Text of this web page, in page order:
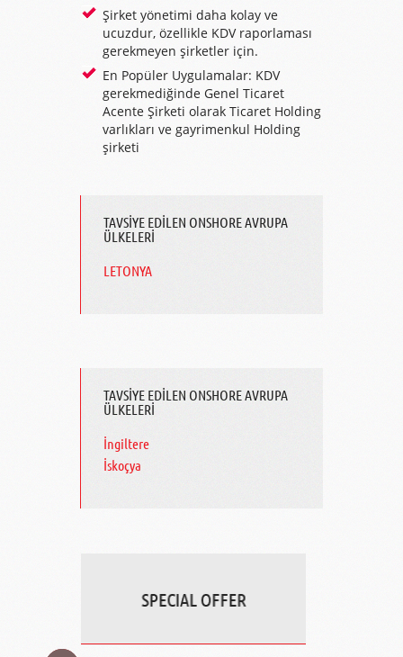
Şirket yönetimi daha kolay ve
ucuzdur, özellikle KDV raporlaması
gerekmeyen şirketler için.
En Popüler Uygulamalar: KDV
gerekmediğinde Genel Ticaret
Acente Şirketi olarak Ticaret Holding
varlıkları ve gayrimenkul Holding
şirketi
TAVSİYE EDİLEN ONSHORE AVRUPA
ÜLKELERİ
LETONYA
TAVSİYE EDİLEN ONSHORE AVRUPA
ÜLKELERİ
İngiltere
İskoçya